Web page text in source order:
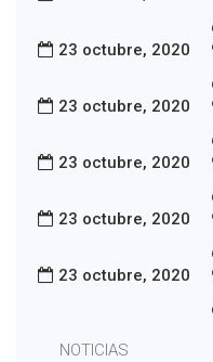
OED-
See More
OED-
See More
NOTICIAS
23 octubre, 2020
23 octubre, 2020
23 octubre, 2020
23 octubre, 2020
23 octubre, 2020